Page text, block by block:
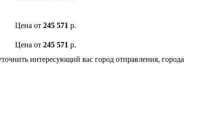
Цена от 245 571 р.
Цена от 245 571 р.
интересующий вас город отправления, города